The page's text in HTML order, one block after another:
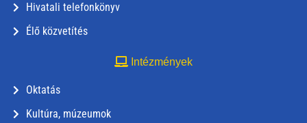
Hivatali telefonkönyv
Élő közvetítés
Intézmények
Oktatás
Kultúra, múzeumok